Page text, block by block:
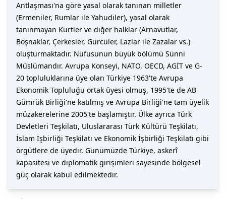
Antlaşması'na göre yasal olarak tanınan milletler
(Ermeniler, Rumlar ile Yahudiler), yasal olarak
tanınmayan Kürtler ve diğer halklar (Arnavutlar,
Boşnaklar, Çerkesler, Gürcüler, Lazlar ile Zazalar vs.)
oluşturmaktadır. Nüfusunun büyük bölümü Sünni
Müslümandır. Avrupa Konseyi, NATO, OECD, AGİT ve G-
20 topluluklarına üye olan Türkiye 1963'te Avrupa
Ekonomik Topluluğu ortak üyesi olmuş, 1995'te de AB
Gümrük Birliği'ne katılmış ve Avrupa Birliği'ne tam üyelik
müzakerelerine 2005'te başlamıştır. Ülke ayrıca Türk
Devletleri Teşkilatı, Uluslararası Türk Kültürü Teşkilatı,
İslam İşbirliği Teşkilatı ve Ekonomik İşbirliği Teşkilatı gibi
örgütlere de üyedir. Günümüzde Türkiye, askerî
kapasitesi ve diplomatik girişimleri sayesinde bölgesel
güç olarak kabul edilmektedir.